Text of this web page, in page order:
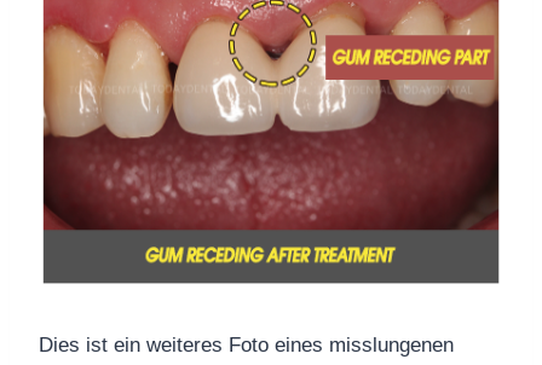
Dies ist ein weiteres Foto eines misslungenen